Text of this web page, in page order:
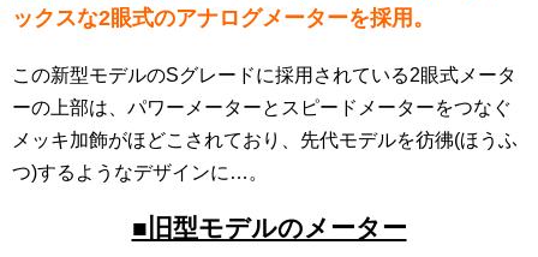
ックスな2眼式のアナログメーターを採用。
この新型モデルのSグレードに採用されている2眼式メータ
ーの上部は、パワーメーターとスピードメーターをつなぐ
メッキ加飾がほどこされており、先代モデルを彷彿(ほうふ
つ)するようなデザインに…。
■旧型モデルのメーター